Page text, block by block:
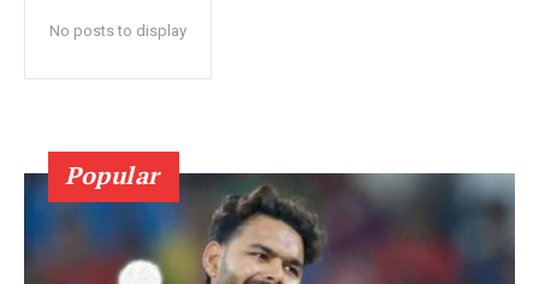
No posts to display
Popular